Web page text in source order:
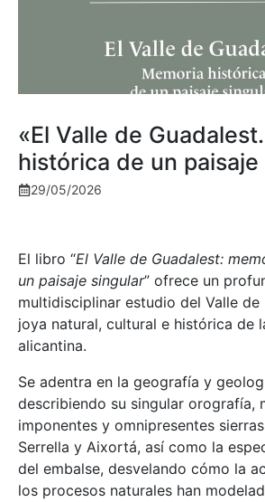
«El Valle de
histórica de un paisaje
29/05/2026
El libro “El Valle de Guadalest:
un paisaje singular” ofrece un
multidisciplinar estudio del Valle de
joya natural, cultural e histórica de
alicantina.
Se adentra en la geografía y
describiendo su singular orografía,
imponentes y omnipresentes
Serrella y Aixortá, así como la
del embalse, desvelando cómo la
los procesos naturales han